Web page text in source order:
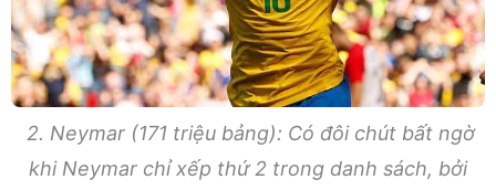
2. Neymar (171 triệu bảng): Có đôi chút bất ngờ
khi Neymar chỉ xếp thứ 2 trong danh sách, bởi